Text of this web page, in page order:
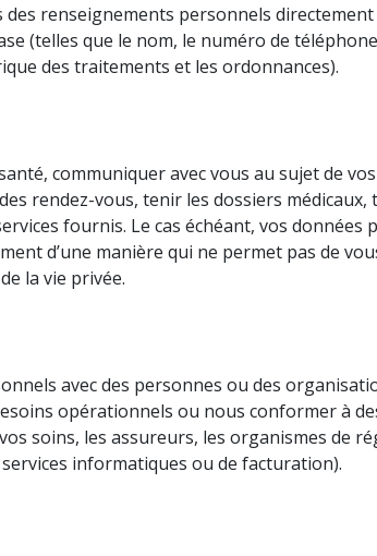
renseignements personnels
(telles que le nom, le numéro de téléphone
des traitements et les ordonnances).
communiquer avec vous au sujet de
rendez-vous, tenir les dossiers médicaux,
fournis. Le cas échéant, vos données
d’une manière qui ne permet pas de
la vie privée.
avec des personnes ou des
opérationnels ou nous conformer à
soins, les assureurs, les organismes de
informatiques ou de facturation).